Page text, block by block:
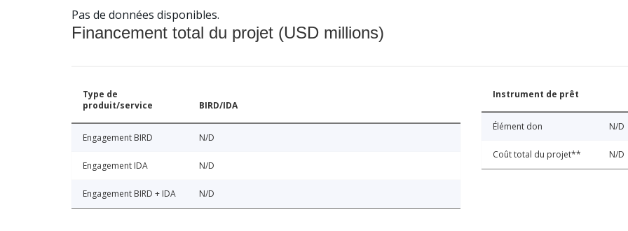
Pas de données disponibles.
Financement total du projet (USD millions)
Type de
produit/service
BIRD/IDA
Engagement BIRD N/D
Engagement IDA N/D
Engagement BIRD + IDA N/D
Instrument de prêt
Élément don N/D
Coût total du projet** N/D